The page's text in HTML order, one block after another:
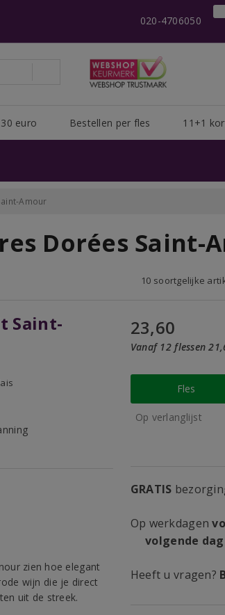
euro Bestellen per fles 11+1
020-4706050
Amour
Dorées Saint-
10 soortgelijke
Saint-
zien hoe elegant
wijn die je direct
uit de streek.
23,60
Vanaf 12 flessen
Fles
Op verlanglijst
GRATIS
Op werkdagen
volgende dag
Heeft u vragen?